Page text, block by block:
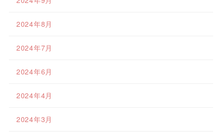
2024年8月
2024年7月
2024年6月
2024年4月
2024年3月